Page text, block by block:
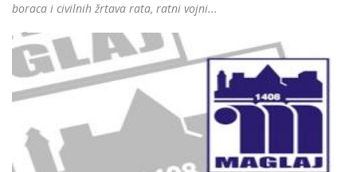
boraca i civilnih žrtava rata, ratni vojni...
Više...